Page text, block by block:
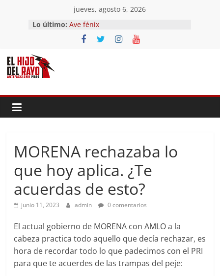
contenido
jueves, agosto 6, 2026
Lo último: Ave fénix
¿Dios no existe?
First Time
MORENA rechazaba lo
que hoy aplica. ¿Te
acuerdas de esto?
junio 11, 2023 admin 0 comentarios
El actual gobierno de MORENA con AMLO a la
cabeza practica todo aquello que decía rechazar, es
hora de recordar todo lo que padecimos con el PRI
para que te acuerdes de las trampas del peje: